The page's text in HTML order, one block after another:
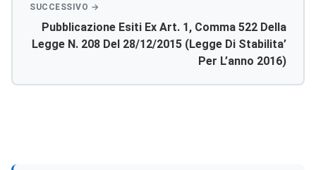
Pubblicazione Esiti Ex Art. 1, Comma 522 Della
Legge N. 208 Del 28/12/2015 (legge Di Stabilita’
Per L’anno 2016)